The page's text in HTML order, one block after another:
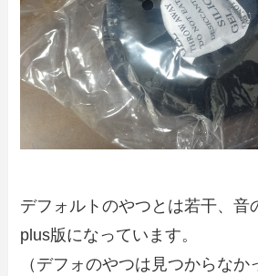
デフォルトのやつとは若干、音
plus版になっています。
（デフォのやつは見つからなか